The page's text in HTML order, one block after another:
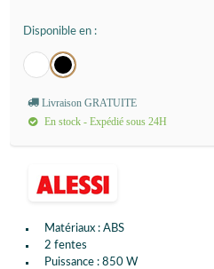
Matériaux : ABS
2 fentes
Puissance : 850 W
Disponible en :
Livraison GRATUITE
En stock - Expédié sous 24H